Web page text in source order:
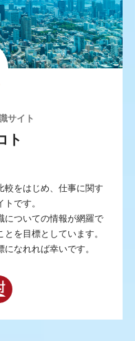
サイト
ト
較をはじめ、仕事に関す
です。
についての情報が網羅で
を目標としています。
なれれば幸いです。